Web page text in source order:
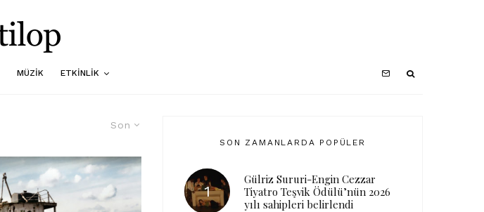
MÜZIK ETKINLIK
Son
SON ZAMANLARDA POPÜLER
Gülriz Sururi-Engin Cezzar
Tiyatro Teşvik Ödülü’nün 2026
yılı sahipleri belirlendi